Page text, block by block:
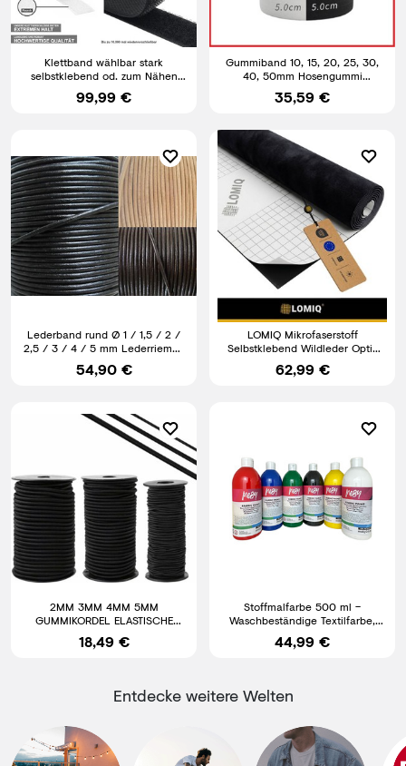
Klettband wählbar stark
selbstklebend od. zum Nähen
Flauschband Hakenband Klett
99,99 €
Gummiband 10, 15, 20, 25, 30,
40, 50mm Hosengummi
Bundgummi, 1 m-40 m lang
35,59 €
Lederband rund Ø 1 / 1,5 / 2 /
2,5 / 3 / 4 / 5 mm Lederriemen
Schnur Lederbänder
54,90 €
LOMIQ Mikrofaserstoff
Selbstklebend Wildleder Optik
Elastische Klebefolie Velour
62,99 €
2MM 3MM 4MM 5MM
GUMMIKORDEL ELASTISCHE
KORDEL GUMMIBAND
RUNDGUMMI SCHWARZ RUND
18,49 €
Stoffmalfarbe 500 ml –
Waschbeständige Textilfarbe,
Stofffarbe für helle Stoffe
44,99 €
Entdecke weitere Welten